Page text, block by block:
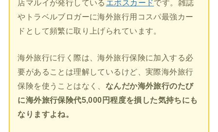
店マルイが発行している エポスカードです。雑誌
やトラベルブロガーに海外旅行用コスパ最強カー
ドとして頻繁に取り上げられています。
海外旅行に行く際は、海外旅行保険に加入する必
要があることは理解しているけど、実際海外旅行
保険を使うことはなく、 なんだか海外旅行のたび
に海外旅行保険代5,000円程度を損した気持ちにも
なりますよね。